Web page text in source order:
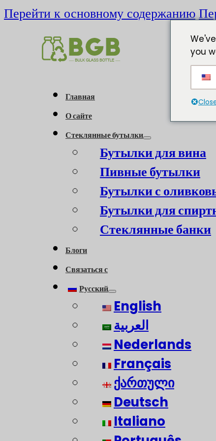
Перейти к основному содержанию
Главная
О сайте
Стеклянные бутылки
Бутылки для вина
Пивные бутылки
Бутылки с
Бутылки для
Стеклянные банки
Блоги
Связаться с
Русский
English
العربية
Nederlands
Français
ქართული
Deutsch
Italiano
you